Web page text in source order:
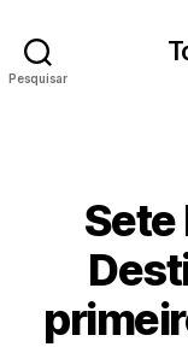
Pesquisar
Sete